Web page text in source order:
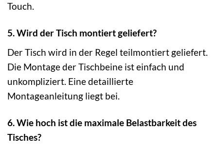
Touch.
5. Wird der Tisch montiert geliefert?
Der Tisch wird in der Regel teilmontiert geliefert.
Die Montage der Tischbeine ist einfach und
unkompliziert. Eine detaillierte
Montageanleitung liegt bei.
6. Wie hoch ist die maximale Belastbarkeit des
Tisches?